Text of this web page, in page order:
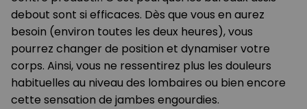
debout sont si efficaces. Dès que vous en aurez
besoin (environ toutes les deux heures), vous
pourrez changer de position et dynamiser votre
corps. Ainsi, vous ne ressentirez plus les douleurs
habituelles au niveau des lombaires ou bien encore
cette sensation de jambes engourdies.